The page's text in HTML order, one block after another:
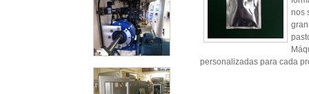
nos
personalizadas para cada